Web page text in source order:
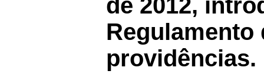
de 2012,
Regulamento
providências.